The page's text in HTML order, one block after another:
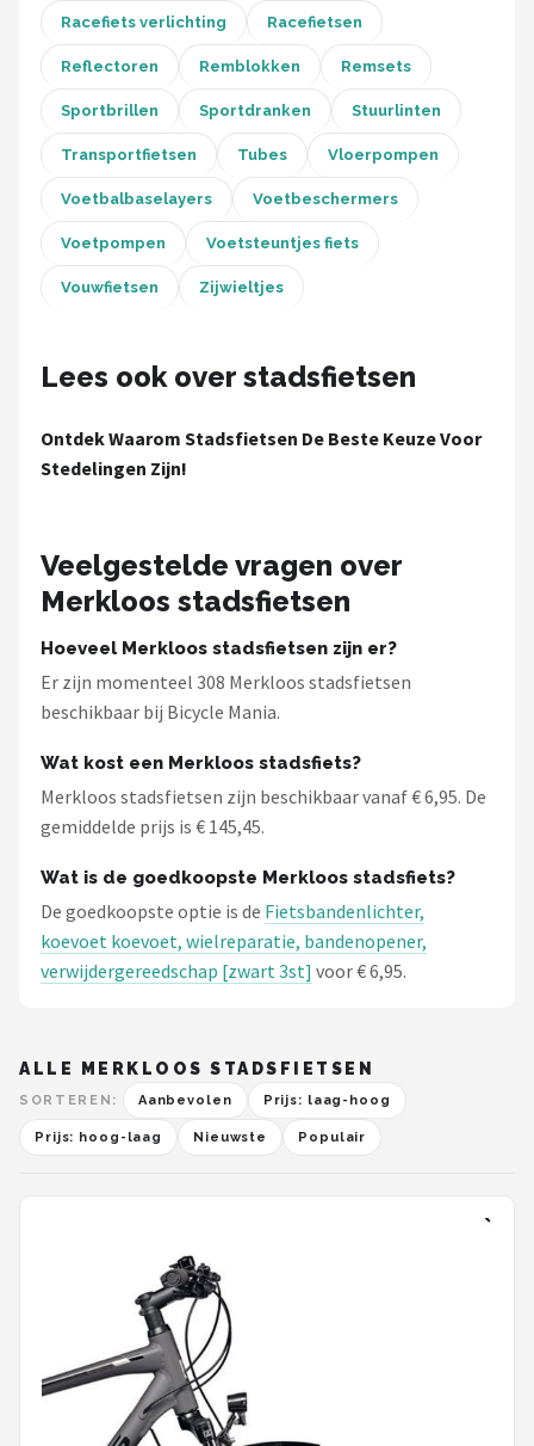
Racefiets verlichting Racefietsen
Reflectoren Remblokken Remsets
Sportbrillen Sportdranken Stuurlinten
Transportfietsen Tubes Vloerpompen
Voetbalbaselayers Voetbeschermers
Voetpompen Voetsteuntjes fiets
Vouwfietsen Zijwieltjes
Lees ook over stadsfietsen
Ontdek Waarom Stadsfietsen De Beste Keuze Voor
Stedelingen Zijn!
Veelgestelde vragen over
Merkloos stadsfietsen
Hoeveel Merkloos stadsfietsen zijn er?
Er zijn momenteel 308 Merkloos stadsfietsen
beschikbaar bij Bicycle Mania.
Wat kost een Merkloos stadsfiets?
Merkloos stadsfietsen zijn beschikbaar vanaf € 6,95. De
gemiddelde prijs is € 145,45.
Wat is de goedkoopste Merkloos stadsfiets?
De goedkoopste optie is de Fietsbandenlichter,
koevoet koevoet, wielreparatie, bandenopener,
verwijdergereedschap [zwart 3st] voor € 6,95.
ALLE MERKLOOS STADSFIETSEN
SORTEREN: Aanbevolen Prijs: laag-hoog
Prijs: hoog-laag Nieuwste Populair